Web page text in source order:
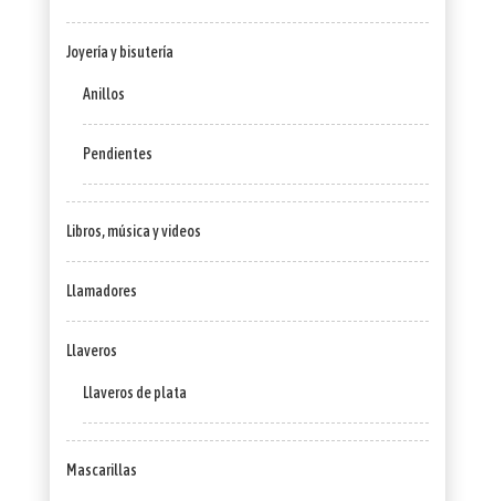
Joyería y bisutería
Anillos
Pendientes
Libros, música y videos
Llamadores
Llaveros
Llaveros de plata
Mascarillas